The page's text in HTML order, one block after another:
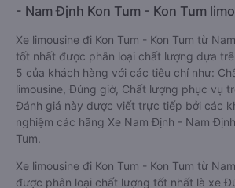
- Nam Định Kon Tum - Kon Tum
Xe limousine đi Kon Tum - Kon Tum từ
tốt nhất được phân loại chất lượng dựa
5 của khách hàng với các tiêu chí như:
limousine, Đúng giờ, Chất lượng phục vụ
Đánh giá này được viết trực tiếp bởi các
nghiệm các hãng Xe Nam Định - Nam
Tum.
Xe limousine đi Kon Tum - Kon Tum từ
được phân loại chất lượng tốt nhất là xe